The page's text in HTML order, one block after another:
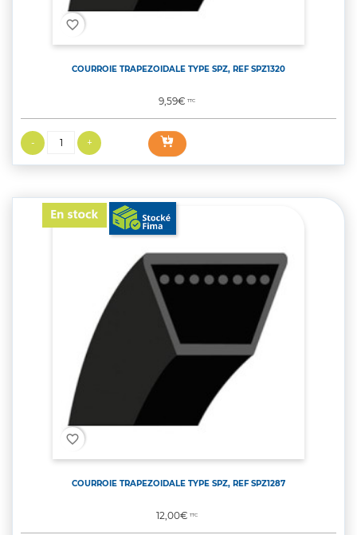
favorite_border
COURROIE TRAPEZOIDALE TYPE SPZ, REF SPZ1320
Prix
9,59€TTC
favorite_border
COURROIE TRAPEZOIDALE TYPE SPZ, REF SPZ1287
Prix
12,00€TTC